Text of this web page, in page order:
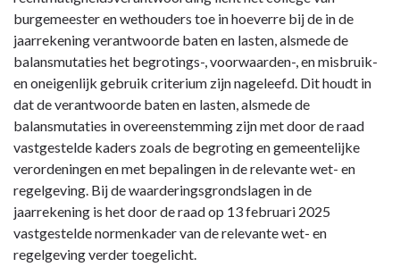
college
van
burgemeester
wethouders
burgemeester en wethouders toe in hoeverre bij de in de
jaarrekening verantwoorde baten en lasten, alsmede de
balansmutaties het begrotings-, voorwaarden-, en misbruik-
en oneigenlijk gebruik criterium zijn nageleefd. Dit houdt in
dat de verantwoorde baten en lasten, alsmede de
balansmutaties in overeenstemming zijn met door de raad
vastgestelde kaders zoals de begroting en gemeentelijke
verordeningen en met bepalingen in de relevante wet- en
regelgeving. Bij de waarderingsgrondslagen in de
jaarrekening is het door de raad op 13 februari 2025
vastgestelde normenkader van de relevante wet- en
regelgeving verder toegelicht.